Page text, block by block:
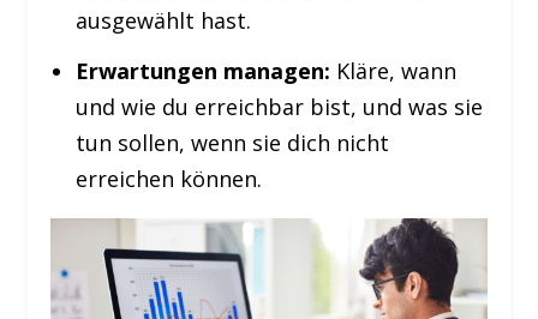
ausgewählt hast.
Erwartungen managen: Kläre, wann
und wie du erreichbar bist, und was sie
tun sollen, wenn sie dich nicht
erreichen können.